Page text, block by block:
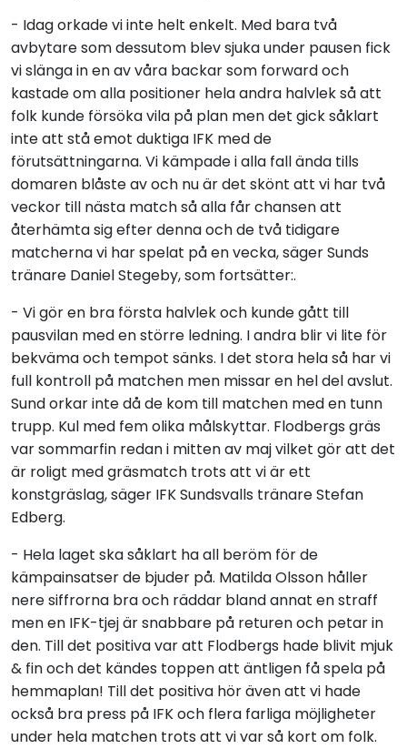
- Idag orkade vi inte helt enkelt. Med bara två
avbytare som dessutom blev sjuka under pausen fick
vi slänga in en av våra backar som forward och
kastade om alla positioner hela andra halvlek så att
folk kunde försöka vila på plan men det gick såklart
inte att stå emot duktiga IFK med de
förutsättningarna. Vi kämpade i alla fall ända tills
domaren blåste av och nu är det skönt att vi har två
veckor till nästa match så alla får chansen att
återhämta sig efter denna och de två tidigare
matcherna vi har spelat på en vecka, säger Sunds
tränare Daniel Stegeby, som fortsätter:.
- Vi gör en bra första halvlek och kunde gått till
pausvilan med en större ledning. I andra blir vi lite för
bekväma och tempot sänks. I det stora hela så har vi
full kontroll på matchen men missar en hel del avslut.
Sund orkar inte då de kom till matchen med en tunn
trupp. Kul med fem olika målskyttar. Flodbergs gräs
var sommarfin redan i mitten av maj vilket gör att det
är roligt med gräsmatch trots att vi är ett
konstgräslag, säger IFK Sundsvalls tränare Stefan
Edberg.
- Hela laget ska såklart ha all beröm för de
kämpainsatser de bjuder på. Matilda Olsson håller
nere siffrorna bra och räddar bland annat en straff
men en IFK-tjej är snabbare på returen och petar in
den. Till det positiva var att Flodbergs hade blivit mjuk
& fin och det kändes toppen att äntligen få spela på
hemmaplan! Till det positiva hör även att vi hade
också bra press på IFK och flera farliga möjligheter
under hela matchen trots att vi var så kort om folk.